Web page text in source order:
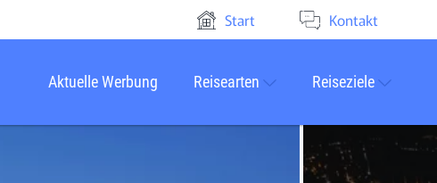
Start Kontakt
Aktuelle Werbung Reisearten Reiseziele